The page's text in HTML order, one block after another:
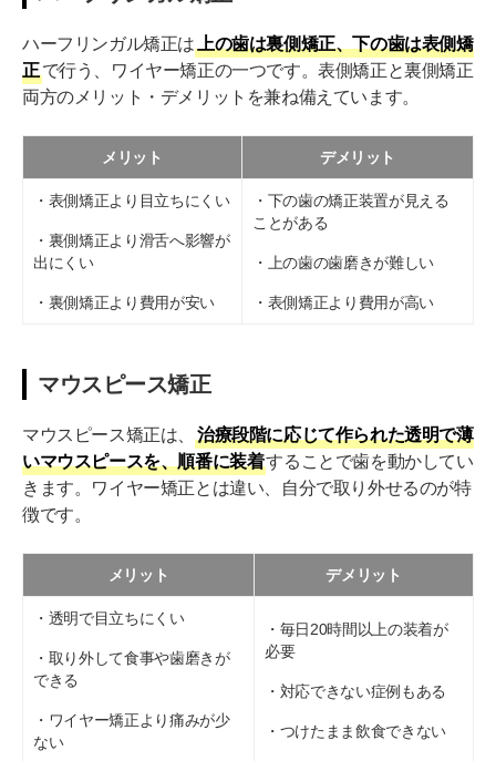
ハーフリンガル矯正は上の歯は裏側矯正、下の歯は表側矯
正で行う、ワイヤー矯正の一つです。表側矯正と裏側矯正
両方のメリット・デメリットを兼ね備えています。
メリット デメリット
・表側矯正より目立ちにくい
・裏側矯正より滑舌へ影響が
出にくい
・裏側矯正より費用が安い
・下の歯の矯正装置が見える
ことがある
・上の歯の歯磨きが難しい
・表側矯正より費用が高い
マウスピース矯正
マウスピース矯正は、
治療段階に応じて作られた透明で薄
いマウスピースを、順番に装着することで歯を動かしてい
きます。ワイヤー矯正とは違い、自分で取り外せるのが特
徴です。
メリット デメリット
・透明で目立ちにくい
・取り外して食事や歯磨きが
できる
・ワイヤー矯正より痛みが少
ない
・毎日20時間以上の装着が
必要
・対応できない症例もある
・つけたまま飲食できない